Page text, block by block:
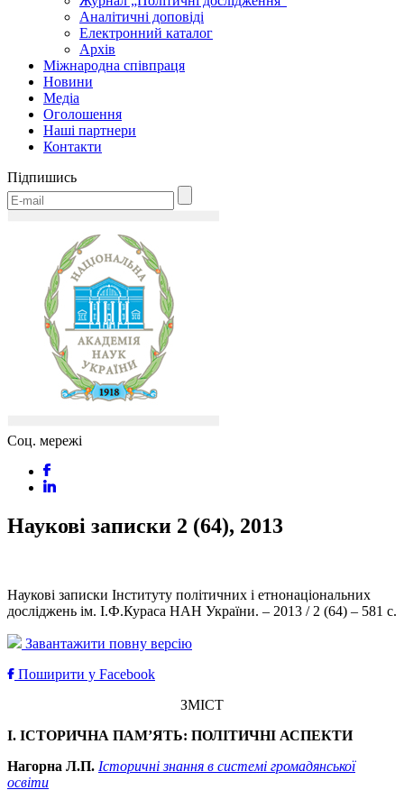
Аналітичні доповіді
Електронний каталог
Архів
Міжнародна співпраця
Новини
Медіa
Оголошення
Наші партнери
Контакти
Підпишись
Соц. мережі
Наукові записки 2 (64), 2013
Наукові записки Інституту політичних і етнонаціональних
досліджень ім. І.Ф.Кураса НАН України. – 2013 / 2 (64) – 581 с.
Завантажити повну версію
Поширити у Facebook
ЗМІСТ
І. ІСТОРИЧНА ПАМ’ЯТЬ: ПОЛІТИЧНІ АСПЕКТИ
Нагорна Л.П. Історичні знання в системі громадянської
освіти